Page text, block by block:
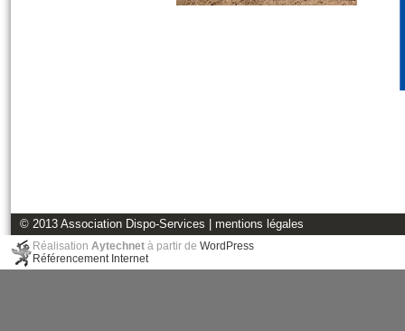
© 2013 Association Dispo-Services | mentions légales
Réalisation Aytechnet à partir de WordPress
Référencement Internet